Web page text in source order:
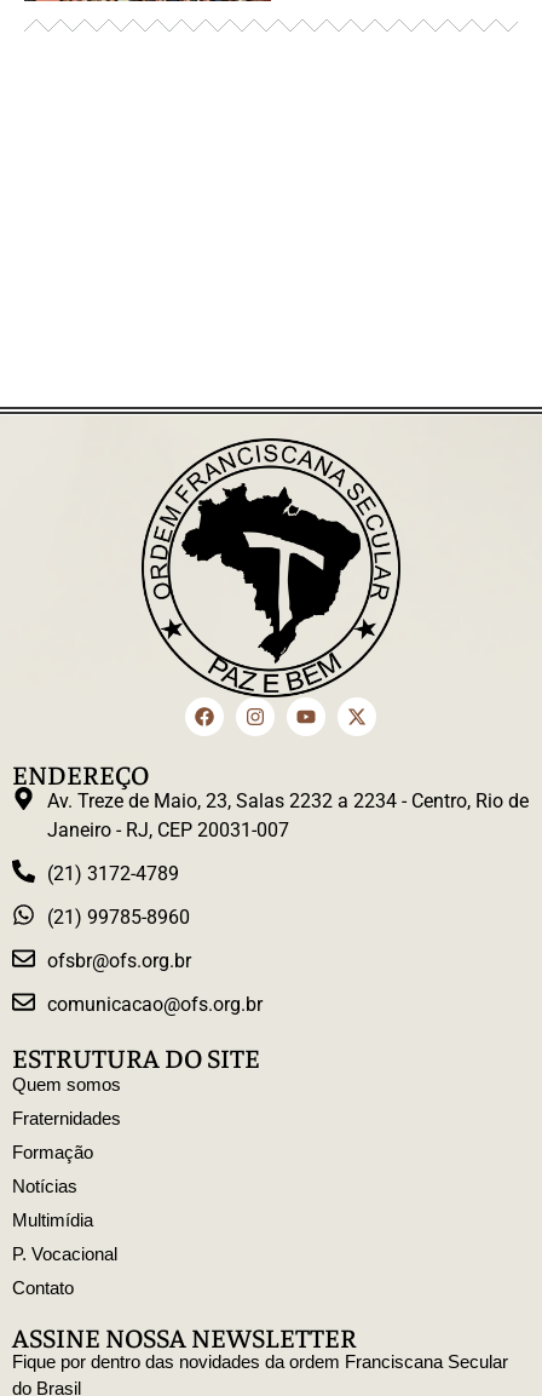
ENDEREÇO
Av. Treze de Maio, 23, Salas 2232 a 2234 - Centro, Rio de
Janeiro - RJ, CEP 20031-007
(21) 3172-4789
(21) 99785-8960
ofsbr@ofs.org.br
comunicacao@ofs.org.br
ESTRUTURA DO SITE
Quem somos
Fraternidades
Formação
Notícias
Multimídia
P. Vocacional
Contato
ASSINE NOSSA NEWSLETTER
Fique por dentro das novidades da ordem Franciscana Secular
do Brasil